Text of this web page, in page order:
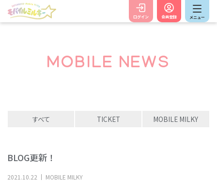
ログイン 会員登録 メニュー
MOBILE NEWS
すべて TICKET MOBILE MILKY
BLOG更新！
2021 .10.22 MOBILE MILKY